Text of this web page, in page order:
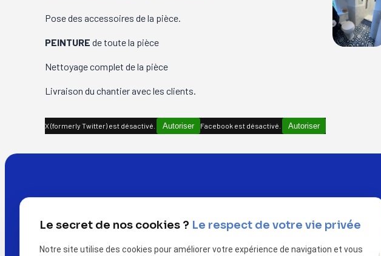
Pose des accessoires de la pièce.
PEINTURE de toute la pièce
Nettoyage complet de la pièce
Livraison du chantier avec les clients.
X (formerly Twitter) est désactivé. Autoriser Facebook est désactivé. Autoriser
Le secret de nos cookies ? Le respect de votre vie privée
Notre site utilise des cookies pour améliorer votre expérience de navigation et vous